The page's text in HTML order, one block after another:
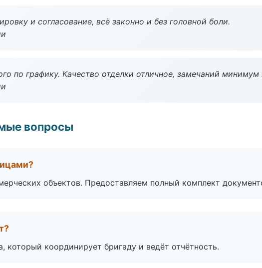
и согласование, всё законно и без головной боли.
по графику. Качество отделки отличное, замечаний
вопросы
объектов. Предоставляем полный комплект
который координирует бригаду и ведёт отчётность.